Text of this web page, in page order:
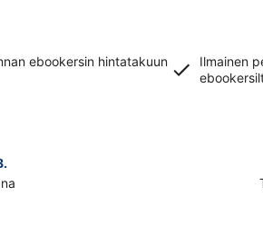
ebookersin hintatakuun
Ilmainen